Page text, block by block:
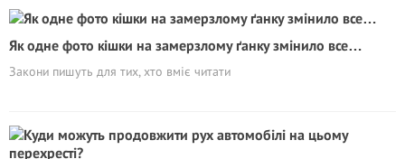
Як одне фото кішки на замерзлому ґанку змінило все…
Закони пишуть для тих, хто вміє читати